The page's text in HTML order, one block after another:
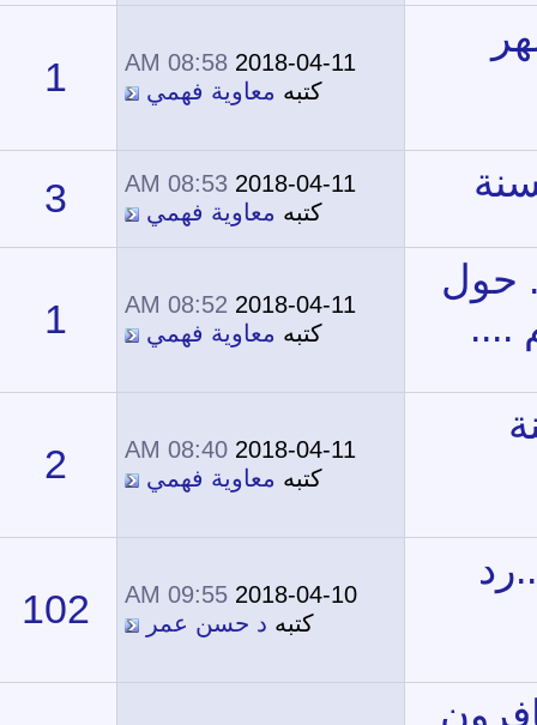
2018-04-11
08:58 AM
معاوية فهمي 1
11,844
2018-04-11
08:53 AM
معاوية فهمي 3
14,387
2018-04-11
08:52 AM
كتبه
معاوية فهمي 1
12,550
08:40 AM
معاوية فهمي 2
12,476
2018-04-10
09:55 AM
د حسن عمر 102
51,443